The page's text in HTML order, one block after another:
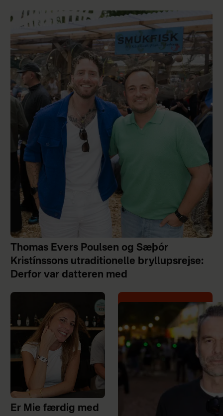
Thomas Evers Poulsen og Sæþór
Kristínssons utraditionelle bryllupsrejse:
Derfor var datteren med
Er Mie færdig med